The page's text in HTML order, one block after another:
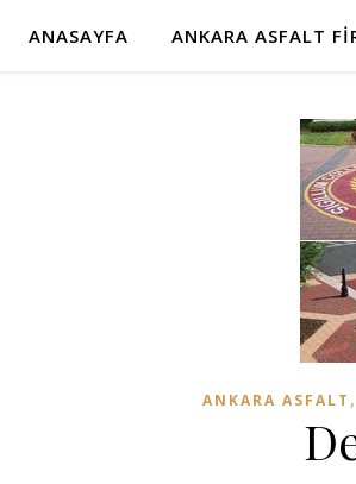
ANASAYFA ANKARA ASFALT
ANKARA ASFALT ,